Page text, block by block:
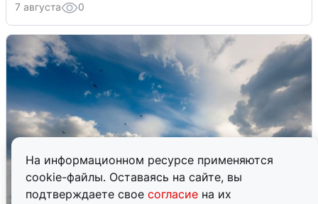
На информационном ресурсе применяются
cookie-файлы. Оставаясь на сайте, вы
подтверждаете свое согласие на их
7 августа 0